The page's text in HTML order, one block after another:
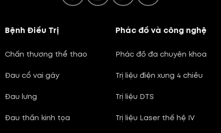
Bệnh Điều Trị
Chấn thương thể thao
Đau cổ vai gáy
Đau lưng
Đau thần kinh tọa
Phác đồ và công nghệ
Phác đồ đa chuyên khoa
Trị liệu điện xung 4 chiều
Trị liệu DTS
Trị liệu Laser thế hệ IV